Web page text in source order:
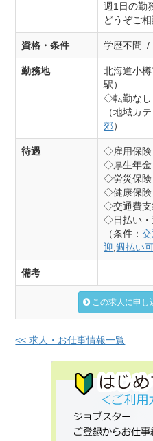
週1日の勤
どうぞご相
資格・条件 学歴不問 /
勤務地
北海道小
駅）
◇転勤なし
（地域カ
郊）
待遇
◇雇用保険
◇厚生年金
◇労災保険
◇健康保険
◇交通費支
◇日払い・
（条件：
迎 ,週払い
備考
この求人に申し
<< 求人・お仕事情報一覧